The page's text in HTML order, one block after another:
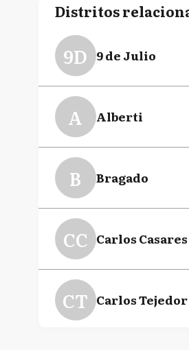
Cristina
Víctor
Néstor Pitrola
Esteban
Florencio
Distritos
9D 9 de Julio
A Alberti
B Bragado
CC Carlos Casares
CT Carlos Tejedor